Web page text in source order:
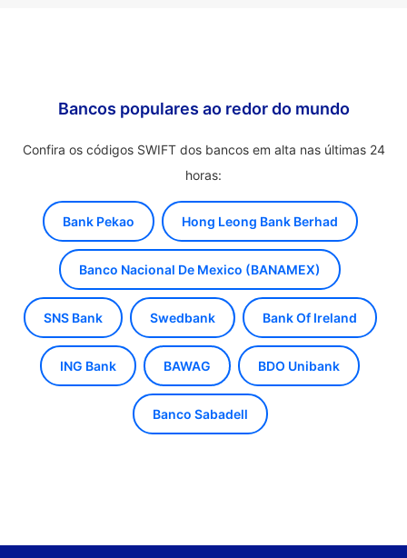
Bancos populares ao redor do mundo
Confira os códigos SWIFT dos bancos em alta nas últimas 24
horas:
Bank Pekao Hong Leong Bank Berhad
Banco Nacional De Mexico (BANAMEX)
SNS Bank Swedbank Bank Of Ireland
ING Bank BAWAG BDO Unibank
Banco Sabadell